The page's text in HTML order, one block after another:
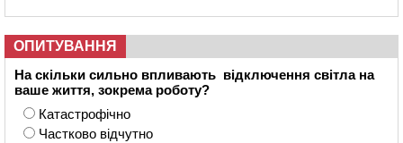
ОПИТУВАННЯ
На скільки сильно впливають відключення світла на
ваше життя, зокрема роботу?
Катастрофічно
Частково відчутно